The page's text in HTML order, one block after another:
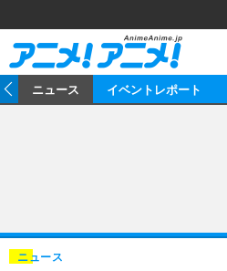
ニュース イベントレポート
ニュース